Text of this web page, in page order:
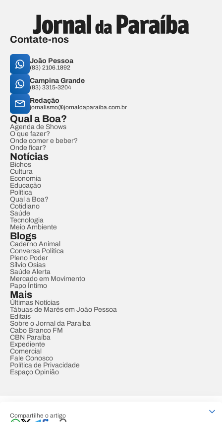
Compartilhe o artigo
Contate-nos
João Pessoa
(83) 2106.1892
Campina Grande
(83) 3315-3204
Redação
jornalismo@jornaldaparaiba.com.br
Qual a Boa?
Agenda de Shows
O que fazer?
Onde comer e beber?
Onde ficar?
Notícias
Bichos
Cultura
Economia
Educação
Política
Qual a Boa?
Cotidiano
Saúde
Tecnologia
Meio Ambiente
Blogs
Caderno Animal
Conversa Política
Pleno Poder
Sílvio Osias
Saúde Alerta
Mercado em Movimento
Papo Íntimo
Mais
Últimas Notícias
Tábuas de Marés em João Pessoa
Editais
Sobre o Jornal da Paraíba
Cabo Branco FM
CBN Paraíba
Expediente
Comercial
Fale Conosco
Política de Privacidade
Espaço Opinião